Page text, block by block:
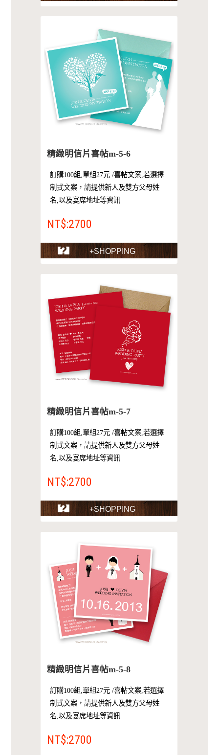
精緻明信片喜帖m-5-6
訂購100組,單組27元 /喜帖文案,若選擇
制式文案，請提供新人及雙方父母姓
名,以及宴席地址等資訊
NT$:2700
+SHOPPING
精緻明信片喜帖m-5-7
訂購100組,單組27元 /喜帖文案,若選擇
制式文案，請提供新人及雙方父母姓
名,以及宴席地址等資訊
NT$:2700
+SHOPPING
精緻明信片喜帖m-5-8
訂購100組,單組27元 /喜帖文案,若選擇
制式文案，請提供新人及雙方父母姓
名,以及宴席地址等資訊
NT$:2700